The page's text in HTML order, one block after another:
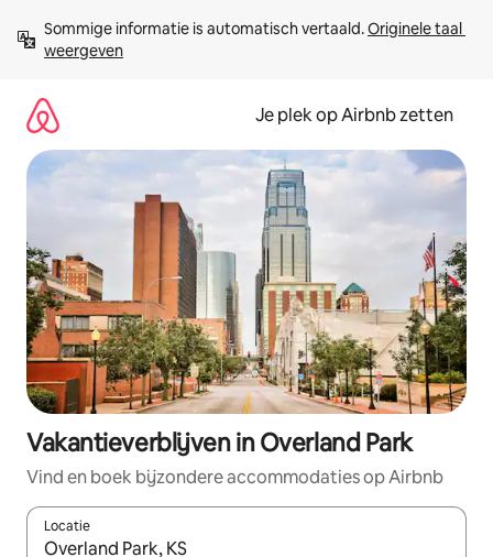
direct
naar
Sommige informatie is automatisch vertaald. Originele taal
weergeven
Je plek op Airbnb zetten
Vakantieverblijven in Overland Park
Vind en boek bijzondere accommodaties op Airbnb
Locatie
Wanneer er resultaten beschikbaar zijn, maak je een keuze